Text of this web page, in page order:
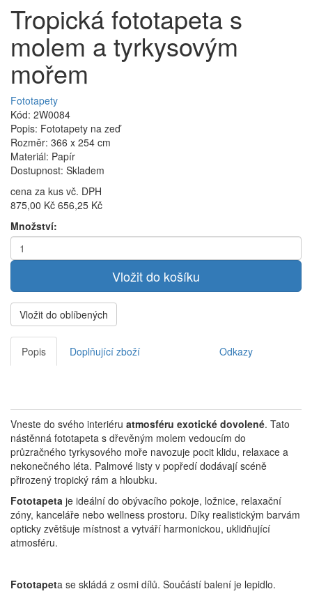
Tropická fototapeta s
molem a tyrkysovým
mořem
Fototapety
Kód: 2W0084
Popis: Fototapety na zeď
Rozměr: 366 x 254 cm
Materiál: Papír
Dostupnost: Skladem
cena za kus vč. DPH
875,00 Kč 656,25 Kč
Množství:
Vložit do oblíbených
Popis Doplňující zboží Odkazy
Vneste do svého interiéru atmosféru exotické dovolené. Tato
nástěnná fototapeta s dřevěným molem vedoucím do
průzračného tyrkysového moře navozuje pocit klidu, relaxace a
nekonečného léta. Palmové listy v popředí dodávají scéně
přirozený tropický rám a hloubku.
Fototapeta je ideální do obývacího pokoje, ložnice, relaxační
zóny, kanceláře nebo wellness prostoru. Díky realistickým barvám
opticky zvětšuje místnost a vytváří harmonickou, uklidňující
atmosféru.
Fototapeta se skládá z osmi dílů. Součástí balení je lepidlo.